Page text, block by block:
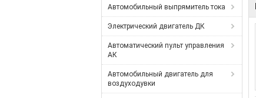
Автомобильный выпрямитель тока
Электрический двигатель ДК
Автоматический пульт управления
АК
Автомобильный двигатель для
воздуходувки